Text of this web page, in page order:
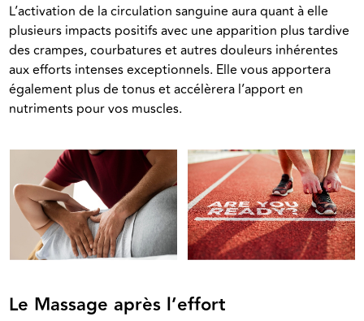
L’activation de la circulation sanguine aura quant à elle
plusieurs impacts positifs avec une apparition plus tardive
des crampes, courbatures et autres douleurs inhérentes
aux efforts intenses exceptionnels. Elle vous apportera
également plus de tonus et accélèrera l’apport en
nutriments pour vos muscles.
Le Massage après l’effort